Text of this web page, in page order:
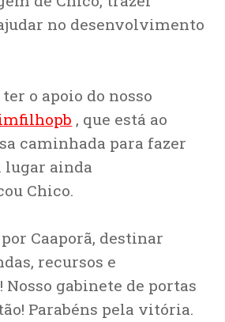
no desenvolvimento
o apoio do nosso
, que está ao
caminhada para fazer
lugar ainda
Chico.
Caaporã, destinar
recursos e
gabinete de portas
Parabéns pela vitória.